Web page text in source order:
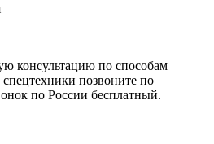
консультацию по способам
позвоните по
по России бесплатный.